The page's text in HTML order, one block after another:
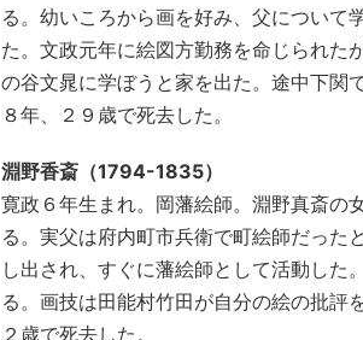
る。幼いころから画を好み、父について
た。文政元年に絵図方勤務を命じられた
の谷文晁に学ぼうと家を出た。途中下関
８年、２９歳で死去した。
淵野香斎（1794-1835）
寛政６年生まれ。岡藩絵師。淵野真斎の
る。実父は府内町市兵衛で町絵師だった
し出され、すぐに藩絵師として活動した
る。画技は田能村竹田が自分の絵の批評
２歳で死去した。